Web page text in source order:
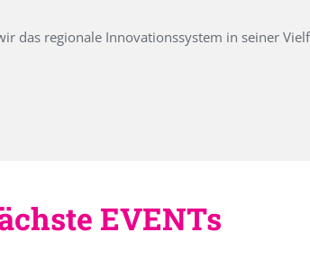
das regionale Innovationssystem in seiner
EVENTs